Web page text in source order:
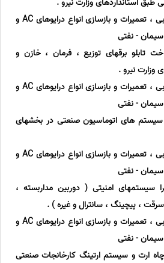
نصب و راه اندازی ، عیب یابی ، تعمیرات و بازسازی انواع درایوهای AC و
تابلو برقهای توزیع ، فرمان ، خازن و
وزارت نیرو .
نصب و راه اندازی ، عیب یابی ، تعمیرات و بازسازی انواع درایوهای AC و
سیستم های اتوماسیون صنعتی در بخشهای
نصب و راه اندازی ، عیب یابی ، تعمیرات و بازسازی انواع درایوهای AC و
سیستمهای امنیتی ( دوربین مداربسته ،
، پیچینگ ، سانترال و غیره ) .
نصب و راه اندازی ، عیب یابی ، تعمیرات و بازسازی انواع درایوهای AC و
ارت و سیستم ارتینگ کارخانجات صنعتی